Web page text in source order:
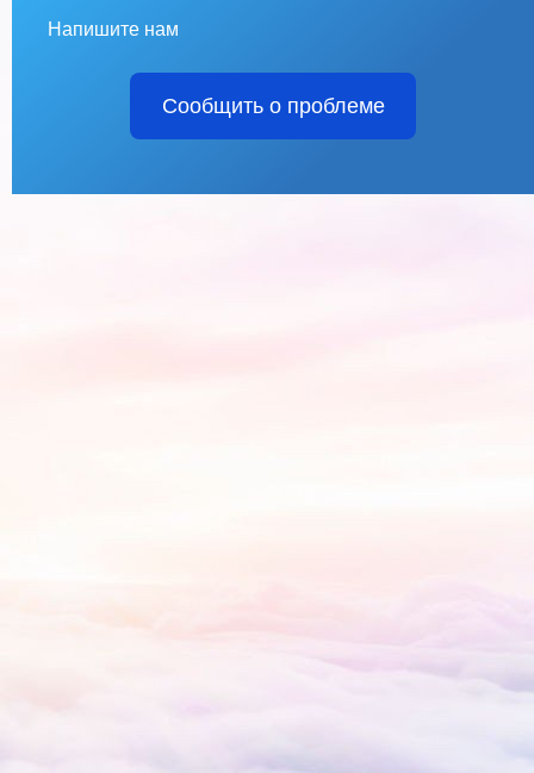
Напишите нам
Сообщить о проблеме